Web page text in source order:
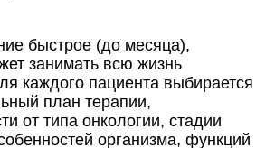
быстрое (до месяца),
занимать всю жизнь
каждого пациента выбирается
план терапии,
от типа онкологии, стадии
организма, функций